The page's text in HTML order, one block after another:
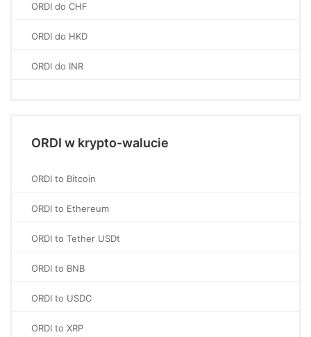
ORDI do CHF
ORDI do HKD
ORDI do INR
ORDI w krypto-walucie
ORDI to Bitcoin
ORDI to Ethereum
ORDI to Tether USDt
ORDI to BNB
ORDI to USDC
ORDI to XRP